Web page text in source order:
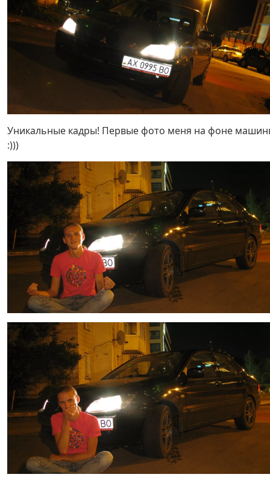
Уникальные кадры! Первые фото меня на фоне
:)))